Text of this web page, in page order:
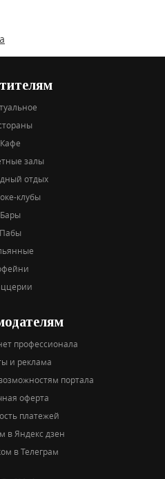
Кафе
залы
отдых
клубы
Бары
Пабы
профессионала
и реклама
портала
оферта
платежей
в Яндекс дзен
в Телеграм